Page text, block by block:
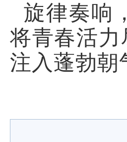
旋律奏响
将青春活
注入蓬勃朝